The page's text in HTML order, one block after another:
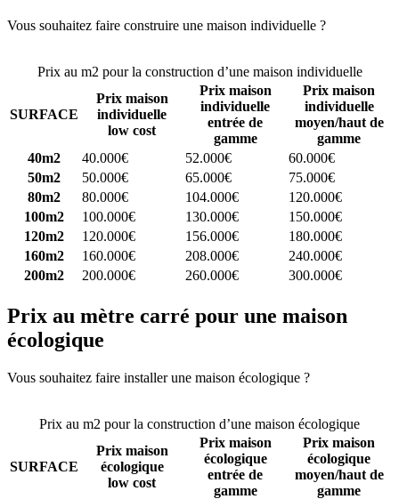
Vous souhaitez faire construire une maison individuelle ?
Prix au m2 pour la construction d’une maison individuelle
SURFACE
Prix maison
individuelle
low cost
Prix maison
individuelle
entrée de
gamme
Prix maison
individuelle
moyen/haut de
gamme
40m2
40.000€ 52.000€
60.000€
50m2
50.000€ 65.000€
75.000€
80m2
80.000€ 104.000€
120.000€
100m2
100.000€ 130.000€
150.000€
120m2
120.000€ 156.000€
180.000€
160m2
160.000€ 208.000€
240.000€
200m2
200.000€ 260.000€ 300.000€
Prix au mètre carré pour une maison
écologique
Vous souhaitez faire installer une maison écologique ?
Prix au m2 pour la construction d’une maison écologique
SURFACE
Prix maison
écologique
low cost
Prix maison
écologique
entrée de
gamme
Prix maison
écologique
moyen/haut de
gamme